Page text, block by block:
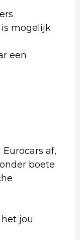
is mogelijk
een
af,
boete
jou